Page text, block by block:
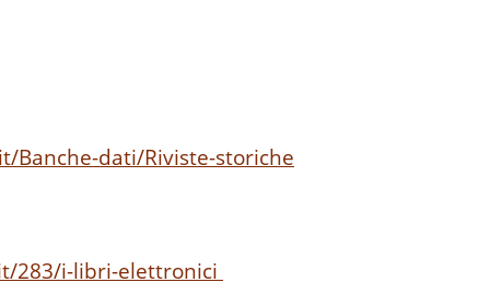
dati/Riviste-storiche
283/i-libri-elettronici